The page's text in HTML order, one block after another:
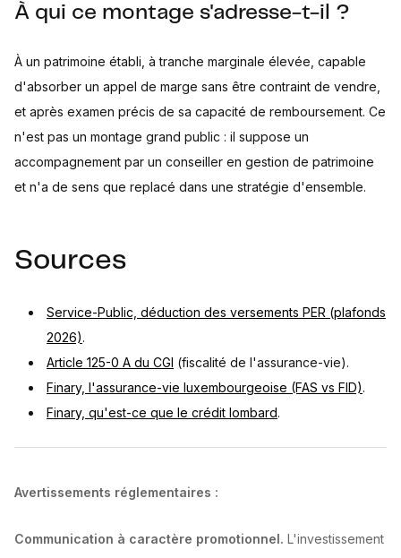
À qui ce montage s'adresse-t-il ?
À un patrimoine établi, à tranche marginale élevée, capable
d'absorber un appel de marge sans être contraint de vendre,
et après examen précis de sa capacité de remboursement. Ce
n'est pas un montage grand public : il suppose un
accompagnement par un conseiller en gestion de patrimoine
et n'a de sens que replacé dans une stratégie d'ensemble.
Sources
Service-Public, déduction des versements PER (plafonds
2026).
Article 125-0 A du CGI (fiscalité de l'assurance-vie).
Finary, l'assurance-vie luxembourgeoise (FAS vs FID).
Finary, qu'est-ce que le crédit lombard.
Avertissements réglementaires :
Communication à caractère promotionnel. L'investissement